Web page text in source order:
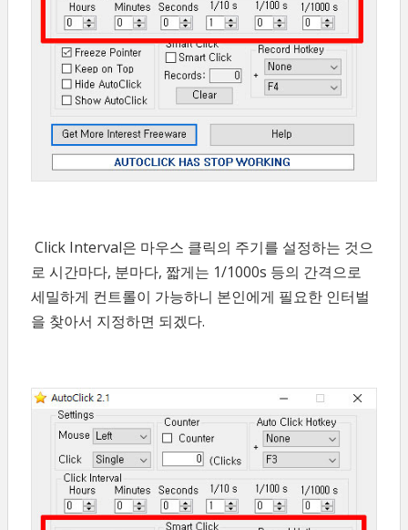
Click Interval은 마우스 클릭의 주기를 설정하는 것으
로 시간마다, 분마다, 짧게는 1/1000s 등의 간격으로
세밀하게 컨트롤이 가능하니 본인에게 필요한 인터벌
을 찾아서 지정하면 되겠다.